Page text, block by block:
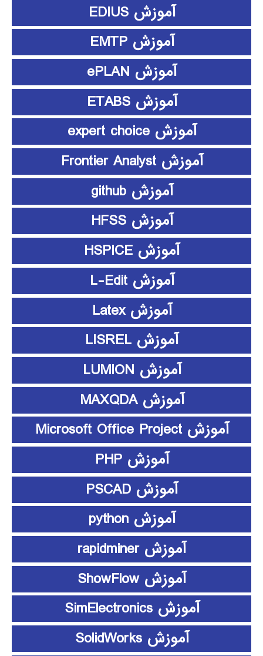
آموزش EDIUS
آموزش EMTP
آموزش ePLAN
آموزش ETABS
آموزش expert choice
آموزش Frontier Analyst
آموزش github
آموزش HFSS
آموزش HSPICE
آموزش L-Edit
آموزش Latex
آموزش LISREL
آموزش LUMION
آموزش MAXQDA
آموزش Microsoft Office Project
آموزش PHP
آموزش PSCAD
آموزش python
آموزش rapidminer
آموزش ShowFlow
آموزش SimElectronics
آموزش SolidWorks